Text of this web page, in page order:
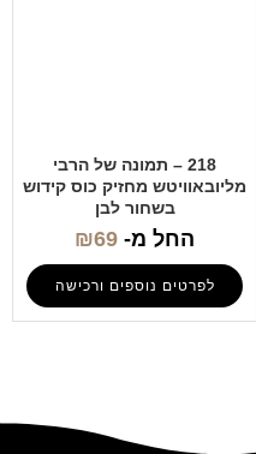
218 – תמונה של הרבי
מליובאוויטש מחזיק כוס קידוש
בשחור לבן
החל מ- ₪69
לפרטים נוספים ורכישה